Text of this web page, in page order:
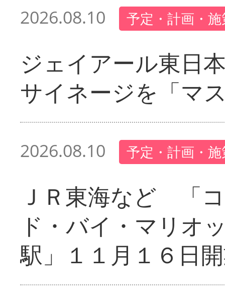
2026.08.10 予定・計画・
ジェイアール東日
サイネージを「マ
2026.08.10 予定・計画・
ＪＲ東海など 「
ド・バイ・マリオ
駅」１１月１６日